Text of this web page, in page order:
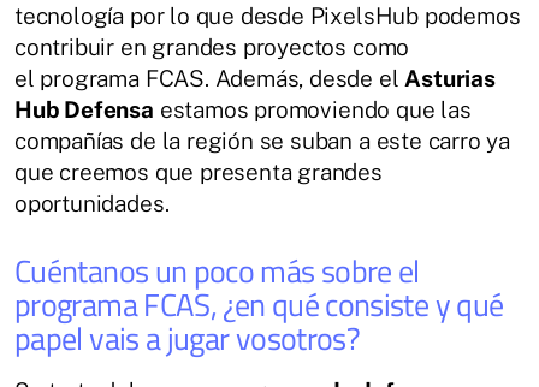
tecnología por lo que desde PixelsHub podemos
contribuir en grandes proyectos como
el programa FCAS. Además, desde elAsturias
Hub Defensa estamos promoviendo que las
compañías de la región se suban a este carro ya
que creemos que presenta grandes
oportunidades.
Cuéntanos un poco más sobre el
programa FCAS, ¿en qué consiste y qué
papel vais a jugar vosotros?